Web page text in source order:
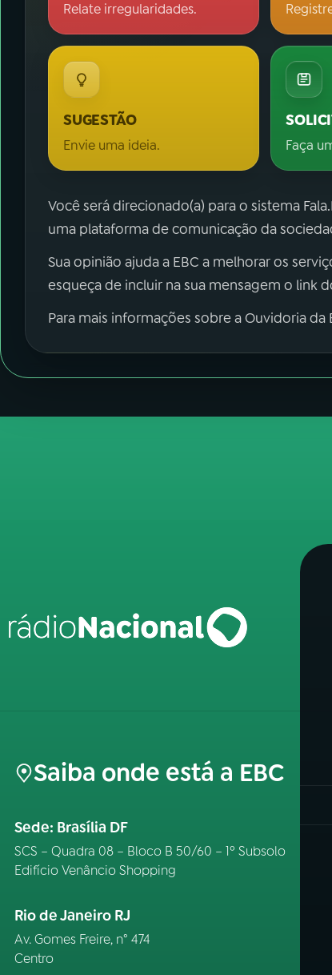
Relate irregularidades.
SUGESTÃO
Envie uma ideia. Faça
Você será direcionado(a) para o sistema
uma plataforma de comunicação da
Sua opinião ajuda a EBC a melhorar os
esqueça de incluir na sua mensagem o link
Para mais informações sobre a Ouvidoria da
Saiba onde está a EBC
Sede: Brasília DF
SCS – Quadra 08 – Bloco B 50/60 – 1º Subsolo
Edifício Venâncio Shopping
Rio de Janeiro RJ
Av. Gomes Freire, n° 474
Centro